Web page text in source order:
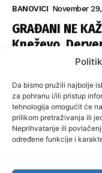
Da bismo pružili najbolje
za pohranu i/ili pristup
tehnologija omogućit će
prilikom pretraživanja ili
Neprihvatanje ili
određene funkcije i
BANOVICI November
GRAĐANI NE
Kneževo,
šapom istih
SNSD
SARAJEVU:
raspodjela